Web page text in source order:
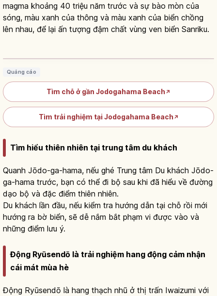
magma khoảng 40 triệu năm trước và sự bào mòn của
sóng, màu xanh của thông và màu xanh của biển chồng
lên nhau, để lại ấn tượng đậm chất vùng ven biển Sanriku.
Jodogahama ở Iwate: đá Rhyolite trắng
Quảng cáo
Tìm chỗ ở gần Jodogahama Beach↗
Tìm trải nghiệm tại Jodogahama Beach↗
Tìm hiểu thiên nhiên tại trung tâm du khách
Quanh Jōdo-ga-hama, nếu ghé Trung tâm Du khách Jōdo-
ga-hama trước, bạn có thể đi bộ sau khi đã hiểu về đường
dạo bộ và đặc điểm thiên nhiên.
Du khách lần đầu, nếu kiểm tra hướng dẫn tại chỗ rồi mới
hướng ra bờ biển, sẽ dễ nắm bắt phạm vi được vào và
những điểm lưu ý.
Động Ryūsendō là trải nghiệm hang động cảm nhận
cái mát mùa hè
Động Ryūsendō là hang thạch nhũ ở thị trấn Iwaizumi với